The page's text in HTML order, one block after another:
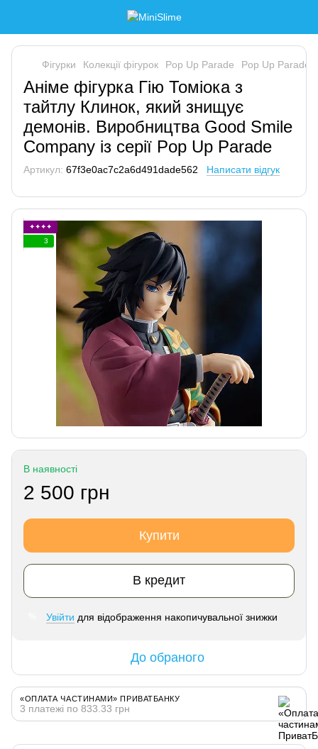
Фігурки Колекції фігурок Pop Up Parade Pop Up Parade
Аніме фігурка Гію Томіока з
тайтлу Клинок, який знищує
демонів. Виробництва Good Smile
Company із серії Pop Up Parade
Артикул: 67f3e0ac7c2a6d491dade562 Написати відгук
✦✦✦✦
3
В наявності
2 500 грн
Купити
В кредит
Увійти для відображення накопичувальної знижки
До обраного
«ОПЛАТА ЧАСТИНАМИ» ПРИВАТБАНКУ
3 платежі по 833.33 грн